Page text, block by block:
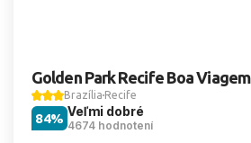
Golden Park Recife Boa Viagem
Brazília Recife
Veľmi dobré
4674 hodnotení
84%